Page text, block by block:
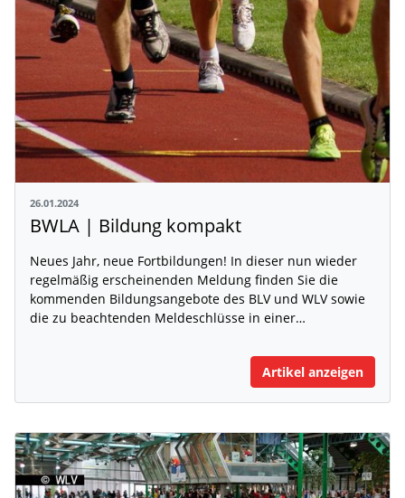
26.01.2024
BWLA | Bildung kompakt
Neues Jahr, neue Fortbildungen! In dieser nun wieder
regelmäßig erscheinenden Meldung finden Sie die
kommenden Bildungsangebote des BLV und WLV sowie
die zu beachtenden Meldeschlüsse in einer…
Artikel anzeigen